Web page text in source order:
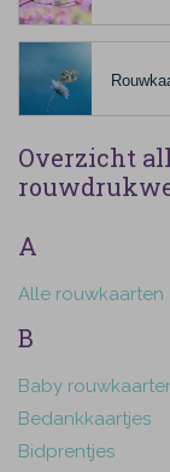
Overzicht
A
Alle rouwkaarten
B
Baby
Bedankkaartjes
Bidprentjes